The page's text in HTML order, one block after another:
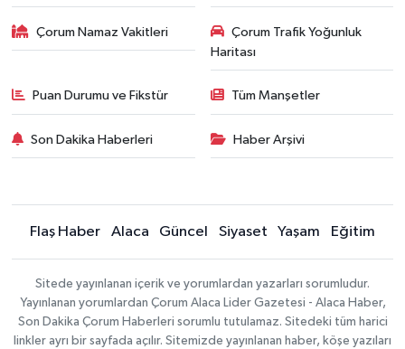
Çorum Namaz Vakitleri
Çorum Trafik Yoğunluk
Haritası
Puan Durumu ve Fikstür Tüm Manşetler
Son Dakika Haberleri Haber Arşivi
Flaş Haber Alaca Güncel Siyaset Yaşam Eğitim
Sitede yayınlanan içerik ve yorumlardan yazarları sorumludur.
Yayınlanan yorumlardan Çorum Alaca Lider Gazetesi - Alaca Haber,
Son Dakika Çorum Haberleri sorumlu tutulamaz. Sitedeki tüm harici
linkler ayrı bir sayfada açılır. Sitemizde yayınlanan haber, köşe yazıları